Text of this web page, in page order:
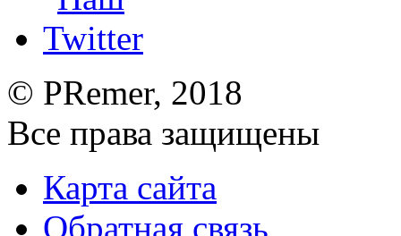
© PRemer, 2018
Все права защищены
Карта сайта
Обратная связь